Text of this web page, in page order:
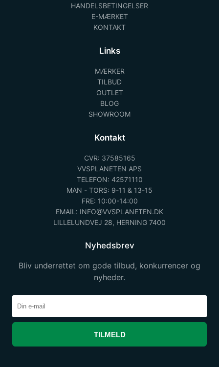
HANDELSBETINGELSER
E-MÆRKET
KONTAKT
Links
MÆRKER
TILBUD
OUTLET
BLOG
SHOWROOM
Kontakt
CVR: 37585165
VVSPLANETEN APS
TELEFON: 42571110
MAN - TORS: 9-11 & 13-15
FRE: 10:00-14:00
EMAIL: INFO@VVSPLANETEN.DK
LILLELUNDVEJ 28, HERNING 7400
Nyhedsbrev
Bliv underrettet om gode tilbud, konkurrencer og
nyheder.
TILMELD